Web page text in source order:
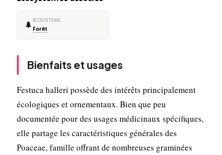
🌲 ÉCOSYSTÈME
Forêt
Bienfaits et usages
Festuca halleri possède des intérêts principalement
écologiques et ornementaux. Bien que peu
documentée pour des usages médicinaux spécifiques,
elle partage les caractéristiques générales des
Poaceae, famille offrant de nombreuses graminées